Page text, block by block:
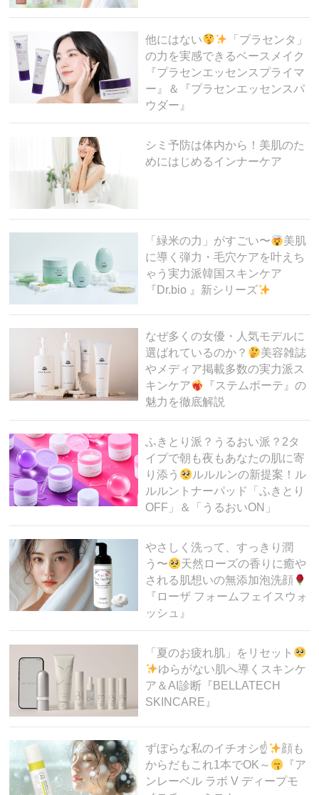
他にはない
「プラセンタ」
の力を実感できるベースメイク
『プラセンエッセンスプライマ
ー』＆『プラセンエッセンスパ
ウダー』
シミ予防は体内から！美肌のた
めにはじめるインナーケア
「緑米の力」がすごい〜
美肌
に導く弾力・毛穴ケアを叶えち
ゃう実力派韓国スキンケア
『Dr.bio 』新シリーズ
なぜ多くの女優・人気モデルに
選ばれているのか？
美容雑誌
やメディア掲載多数の実力派ス
キンケア
『ステムボーテ』の
魅力を徹底解説
ふきとり派？うるおい派？2タ
イプで朝も夜もあなたの肌に寄
り添う
ルルルンの新提案！ル
ルルントナーパッド「ふきとり
OFF」＆「うるおいON」
やさしく洗って、すっきり潤
う〜
天然ローズの香りに癒や
される肌想いの無添加泡洗顔
『ローザ フォームフェイスウォ
ッシュ』
「夏のお疲れ肌」をリセット
ゆらがない肌へ導くスキンケ
ア＆AI診断『BELLATECH
SKINCARE』
ずぼらな私のイチオシ☝
顔も
からだもこれ1本でOK～
『ア
ンレーベル ラボ V ディープモ